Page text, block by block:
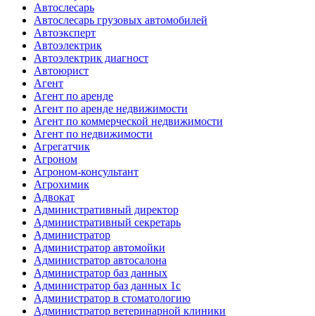
Автослесарь
Автослесарь грузовых автомобилей
Автоэксперт
Автоэлектрик
Автоэлектрик диагност
Автоюрист
Агент
Агент по аренде
Агент по аренде недвижимости
Агент по коммерческой недвижимости
Агент по недвижимости
Агрегатчик
Агроном
Агроном-консультант
Агрохимик
Адвокат
Административный директор
Административный секретарь
Администратор
Администратор автомойки
Администратор автосалона
Администратор баз данных
Администратор баз данных 1с
Администратор в стоматологию
Администратор ветеринарной клиники